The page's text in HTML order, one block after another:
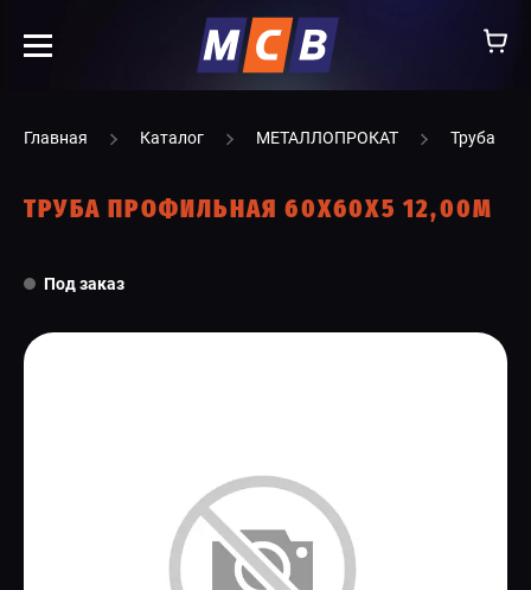
УСЛУГИ
КОНТАКТЫ
СПЕЦПРЕДЛОЖЕНИЕ
Главная Каталог МЕТАЛЛОПРОКАТ Труба
ТРУБА ПРОФИЛЬНАЯ 60Х60Х5 12,00М
Под заказ